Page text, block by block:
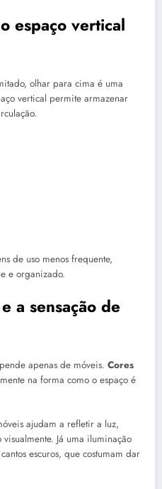
espaço vertical
olhar para cima é uma
vertical permite armazenar
de uso menos frequente,
e organizado.
a sensação de
apenas de móveis. Cores
na forma como o espaço é
ajudam a refletir a luz,
Já uma iluminação
escuros, que costumam dar